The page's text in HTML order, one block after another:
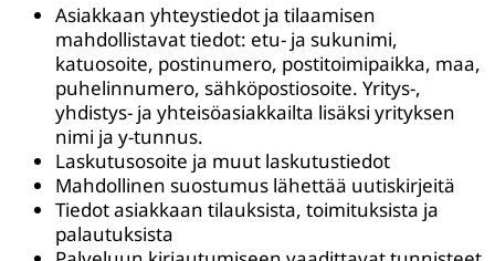
Asiakkaan yhteystiedot ja tilaamisen
mahdollistavat tiedot: etu- ja sukunimi,
katuosoite, postinumero, postitoimipaikka, maa,
puhelinnumero, sähköpostiosoite. Yritys-,
yhdistys- ja yhteisöasiakkailta lisäksi yrityksen
nimi ja y-tunnus.
Laskutusosoite ja muut laskutustiedot
Mahdollinen suostumus lähettää uutiskirjeitä
Tiedot asiakkaan tilauksista, toimituksista ja
palautuksista